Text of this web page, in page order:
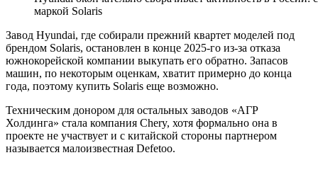
маркой Solaris
Завод Hyundai, где собирали прежний квартет моделей под
брендом Solaris, остановлен в конце 2025-го из-за отказа
южнокорейской компании выкупать его обратно. Запасов
машин, по некоторым оценкам, хватит примерно до конца
года, поэтому купить Solaris еще возможно.
Техническим донором для остальных заводов «АГР
Холдинга» стала компания Chery, хотя формально она в
проекте не участвует и с китайской стороны партнером
называется малоизвестная Defetoo.